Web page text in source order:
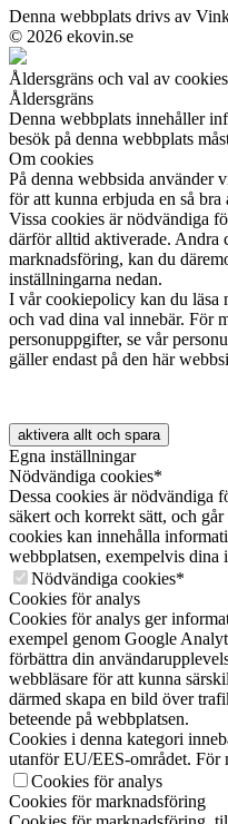
Denna webbplats drivs av
© 2026 ekovin.se
Åldersgräns och val av cookies
Åldersgräns
Denna webbplats innehåller
besök på denna webbplats
Om cookies
På denna webbsida använder
för att kunna erbjuda en så
Vissa cookies är nödvändiga
därför alltid aktiverade. Andra
marknadsföring, kan du
inställningarna nedan.
I vår cookiepolicy kan du läsa
och vad dina val innebär. För
personuppgifter, se vår
gäller endast på den här
aktivera allt och spara
Egna inställningar
Nödvändiga cookies*
Dessa cookies är nödvändiga
säkert och korrekt sätt, och
cookies kan innehålla
webbplatsen, exempelvis dina
Nödvändiga cookies*
Cookies för analys
Cookies för analys ger
exempel genom Google
förbättra din
webbläsare för att kunna
därmed skapa en bild över
beteende på webbplatsen.
Cookies i denna kategori
utanför EU/EES-området. För
Cookies för analys
Cookies för marknadsföring